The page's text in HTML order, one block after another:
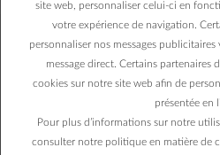
site web, personnaliser celui-ci en
votre expérience de navigation.
personnaliser nos messages
message direct. Certains partenaires
cookies sur notre site web afin de
présentée en
Pour plus d’informations sur notre
consulter notre politique en matière de